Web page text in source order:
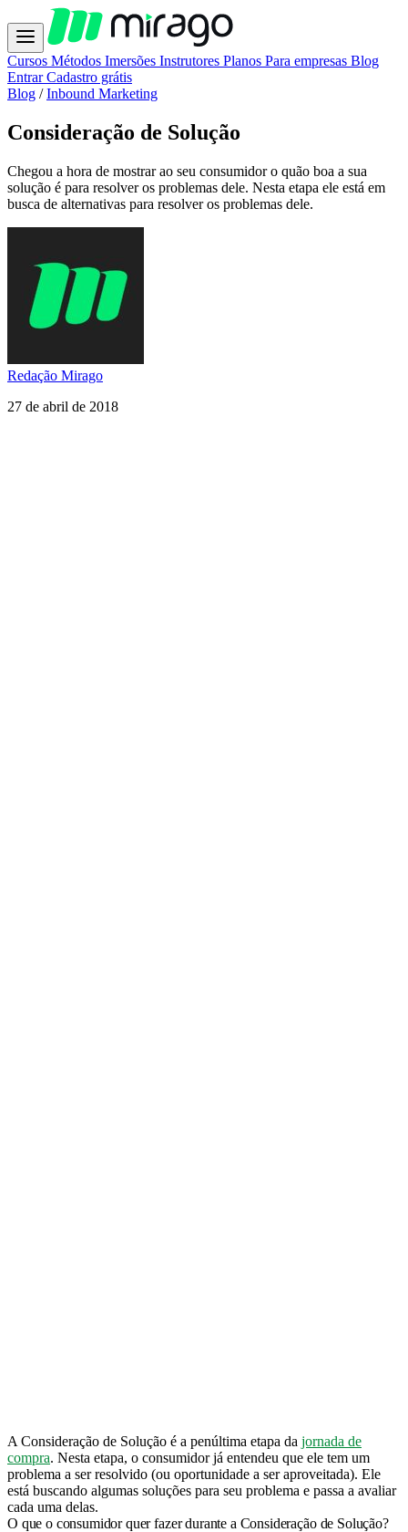
Cursos Métodos Imersões Instrutores Planos Para empresas Blog
EntrarCadastro grátis
Blog / Inbound Marketing
Consideração de Solução
Chegou a hora de mostrar ao seu consumidor o quão boa a sua
solução é para resolver os problemas dele. Nesta etapa ele está em
busca de alternativas para resolver os problemas dele.
Redação Mirago
27 de abril de 2018
A Consideração de Solução é a penúltima etapa da jornada de
compra. Nesta etapa, o consumidor já entendeu que ele tem um
problema a ser resolvido (ou oportunidade a ser aproveitada). Ele
está buscando algumas soluções para seu problema e passa a avaliar
cada uma delas.
O que o consumidor quer fazer durante a Consideração de Solução?